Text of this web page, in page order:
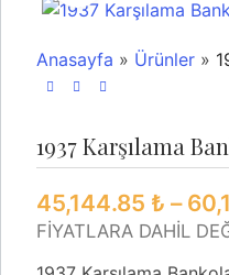
Anasayfa » Ürünler »
1937 Karşılama
45,144.85 ₺ –
FİYATLARA DAHİL